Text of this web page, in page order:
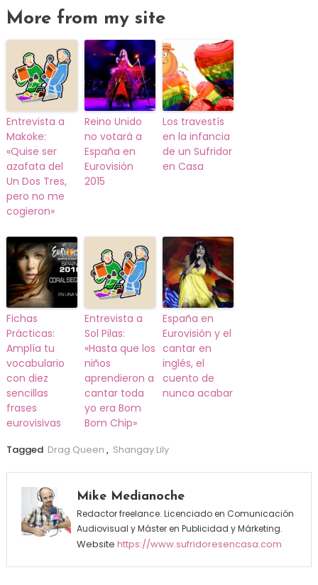
More from my site
Entrevista a
Makoke:
«Quise ser
azafata del
Un Dos Tres,
pero no me
cogieron»
Reino Unido
no votará a
España en
Eurovisión
2015
Los travestís
en la infancia
de un Sufridor
en Casa
Fichas
Prácticas:
Amplía tu
vocabulario
con diez
sencillas
frases
eurovisivas
Entrevista a
Sol Pilas:
«Hasta que los
niños
aprendieron a
cantar toda
yo era Bom
Bom Chip»
España en
Eurovisión y el
cantar en
inglés, el
cuento de
nunca acabar
Tagged Drag Queen , Shangay Lily
Mike Medianoche
Redactor freelance. Licenciado en Comunicación
Audiovisual y Máster en Publicidad y Márketing.
Website https://www.sufridoresencasa.com